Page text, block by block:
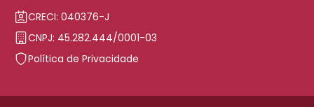
CRECI: 040376-J
CNPJ: 45.282.444/0001-03
Política de Privacidade